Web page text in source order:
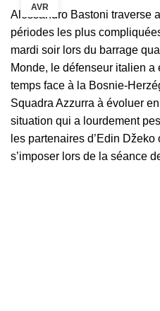
AVR
Alessandro Bastoni traverse
périodes les plus
mardi soir lors du barrage
Monde, le défenseur italien
temps face à la Bosnie-
Squadra Azzurra à évoluer
situation qui a lourdement
les partenaires d’Edin
s’imposer lors de la séance